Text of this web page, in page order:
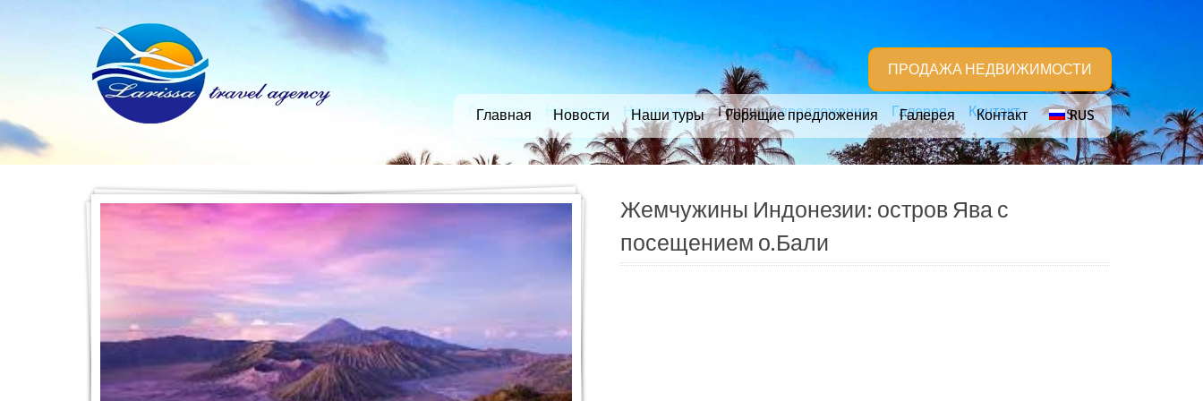
ПРОДАЖА НЕДВИЖИМОСТИ
Главная
Главная Новости
Новости Наши туры
Наши туры Горящие предложения
Горящие предложения Галерея
Галерея Контакт
Контакт RUS
RUS
Жемчужины Индонезии: остров Ява с
посещением о.Бали